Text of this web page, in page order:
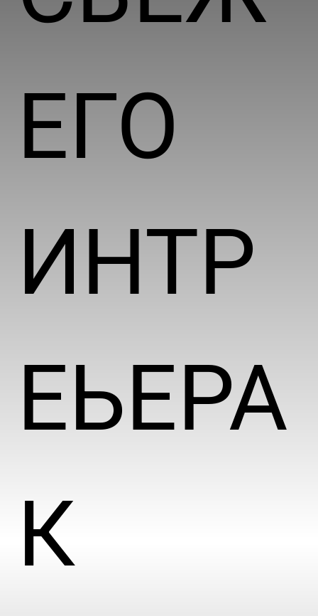
ЕГО
ИНТР
ЕЬЕРА
К